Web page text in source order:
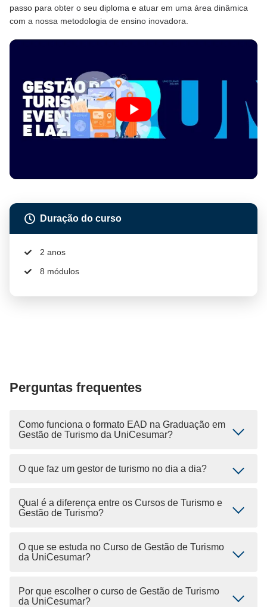
passo para obter o seu diploma e atuar em uma área dinâmica
com a nossa metodologia de ensino inovadora.
Duração do curso
2 anos
8 módulos
Perguntas frequentes
Como funciona o formato EAD na Graduação em
Gestão de Turismo da UniCesumar?
O que faz um gestor de turismo no dia a dia?
Qual é a diferença entre os Cursos de Turismo e
Gestão de Turismo?
O que se estuda no Curso de Gestão de Turismo
da UniCesumar?
Por que escolher o curso de Gestão de Turismo
da UniCesumar?